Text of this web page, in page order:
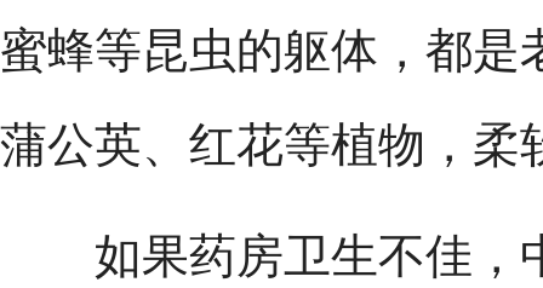
蜜蜂等昆虫的躯体，都是
蒲公英、红花等植物，柔
如果药房卫生不佳，